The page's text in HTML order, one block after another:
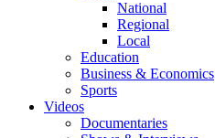
National
Regional
Local
Education
Business & Economics
Sports
Videos
Documentaries